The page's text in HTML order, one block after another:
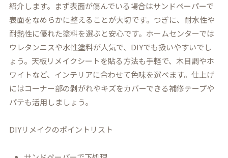
紹介します。まず表面が傷んでいる場合はサンドペーパーで
表面をなめらかに整えることが大切です。つぎに、耐水性や
耐熱性に優れた塗料を選ぶと安心です。ホームセンターでは
ウレタンニスや水性塗料が人気で、DIYでも扱いやすいでし
ょう。天板リメイクシートを貼る方法も手軽で、木目調やホ
ワイトなど、インテリアに合わせて色味を選べます。仕上げ
にはコーナー部の剥がれやキズをカバーできる補修テープや
パテも活用しましょう。
DIYリメイクのポイントリスト